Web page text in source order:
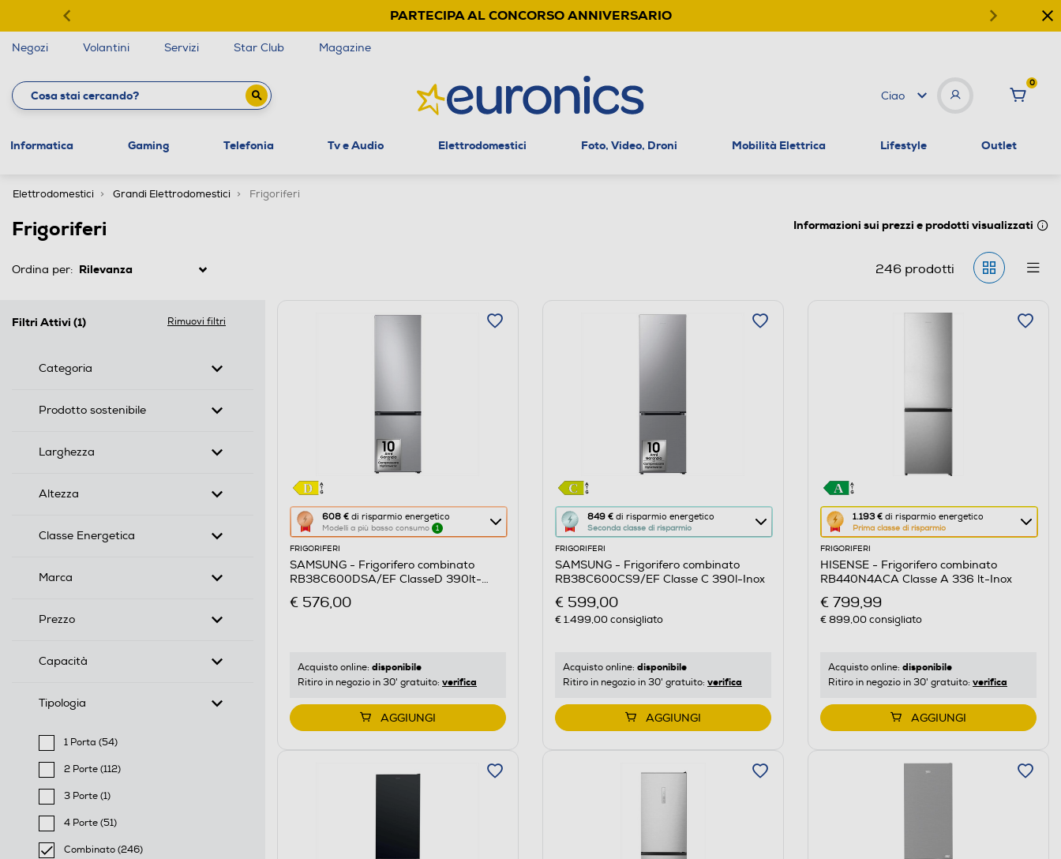
PARTECIPA AL CONCORSO ANNIVERSARIO
Negozi Volantini Servizi Star Club Magazine
Ciao
0
Informatica Gaming Telefonia Tv e Audio Elettrodomestici Foto, Video, Droni Mobilità Elettrica Lifestyle Outlet
Elettrodomestici Grandi Elettrodomestici Frigoriferi
Frigoriferi Informazioni sui prezzi e prodotti visualizzati
Ordina per: 246prodotti
Filtri Attivi (1) Rimuovi filtri
Categoria
Prodotto sostenibile
Larghezza
Altezza
Classe Energetica
Marca
Prezzo
Capacità
Tipologia
1 Porta (54)
Filtra per Tipologia: 1 Porta
2 Porte (112)
Filtra per Tipologia: 2 Porte
3 Porte (1)
Filtra per Tipologia: 3 Porte
4 Porte (51)
Filtra per Tipologia: 4 Porte
Combinato (246)
608 € di risparmio energetico
Modelli a più basso consumo 1
Questa
azione
aprirà
il
di
di
Youreko.
FRIGORIFERI
SAMSUNG - Frigorifero combinato
RB38C600DSA/EF ClasseD 390lt-
€ 576,00
Acquisto online: disponibile
Ritiro in negozio in 30' gratuito: verifica
AGGIUNGI
849 €di risparmio energetico
Seconda classe di risparmio
Questa
azione
aprirà
il
di
di
Youreko.
FRIGORIFERI
SAMSUNG - Frigorifero combinato
RB38C600CS9/EF Classe C 390l-Inox
€ 599,00
€ 1.499,00consigliato
Acquisto online: disponibile
Ritiro in negozio in 30' gratuito: verifica
AGGIUNGI
1.193 €di risparmio energetico
Prima classe di risparmio
Questa
azione
aprirà
il
di
di
Youreko.
FRIGORIFERI
HISENSE - Frigorifero combinato
RB440N4ACA Classe A 336 lt-Inox
€ 799,99
€ 899,00consigliato
Acquisto online: disponibile
Ritiro in negozio in 30' gratuito: verifica
AGGIUNGI